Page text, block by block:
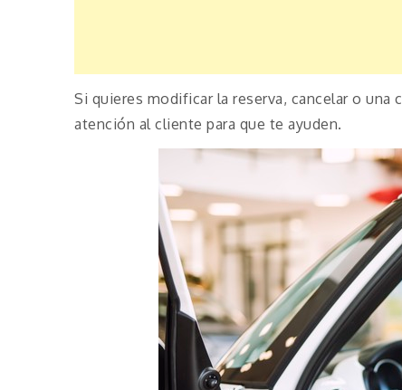
Si quieres modificar la reserva, cancelar o una
atención al cliente para que te ayuden.